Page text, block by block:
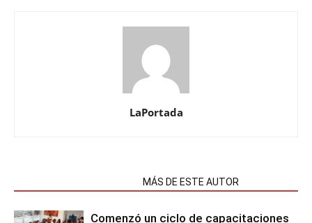
LaPortada
MÁS DE ESTE AUTOR
Comenzó un ciclo de capacitaciones